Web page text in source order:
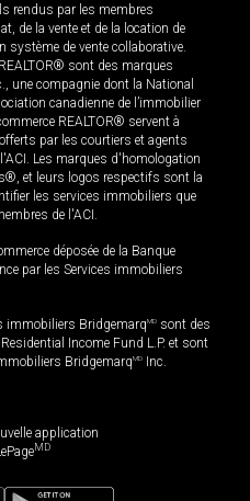
rendus par les membres
de la vente et de la location de
de vente collaborative.
sont des marques
une compagnie dont la National
canadienne de l’immobilier
REALTOR® servent à
par les courtiers et agents
Les marques d'homologation
et leurs logos respectifs sont la
les services immobiliers que
de l'ACI.
déposée de la Banque
par les Services immobiliers
immobiliers BridgemarqMD sont des
Income Fund L.P. et sont
BridgemarqMD Inc.
application
MD